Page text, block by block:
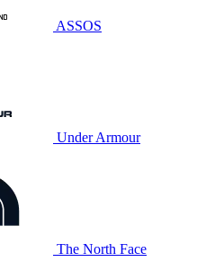
ASSOS
Under Armour
The North Face